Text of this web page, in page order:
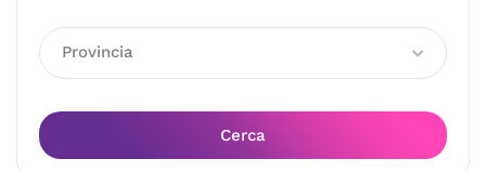
Provincia
Cerca